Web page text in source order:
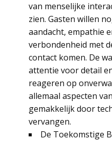
van menselijke
zien. Gasten willen
aandacht, empathie
verbondenheid met
contact komen. De
attentie voor detail
reageren op
allemaal aspecten
gemakkelijk door
vervangen.
De Toekomstige